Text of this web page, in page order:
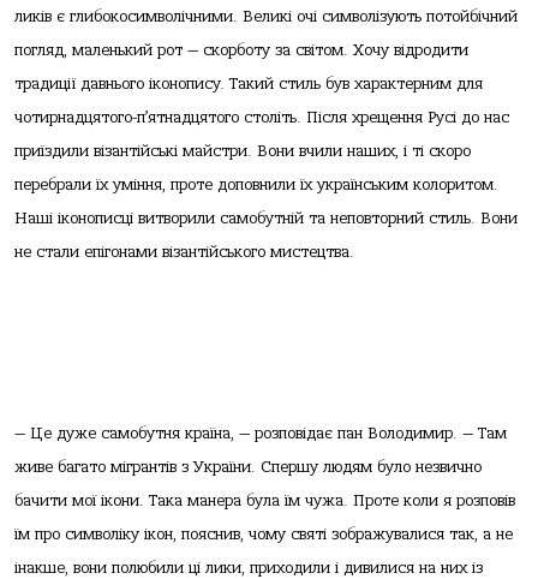
ликів є глибокосимволічними. Великі очі символізують потойбічний
погляд, маленький рот — скорботу за світом. Хочу відродити
традиції давнього іконопису. Такий стиль був характерним для
чотирнадцятого-п’ятнадцятого століть. Після хрещення Русі до нас
приїздили візантійські майстри. Вони вчили наших, і ті скоро
перебрали їх уміння, проте доповнили їх українським колоритом.
Наші іконописці витворили самобутній та неповторний стиль. Вони
не стали епігонами візантійського мистецтва.
— Це дуже самобутня країна, — розповідає пан Володимир. — Там
живе багато мігрантів з України. Спершу людям було незвично
бачити мої ікони. Така манера була їм чужа. Проте коли я розповів
їм про символіку ікон, пояснив, чому святі зображувалися так, а не
інакше, вони полюбили ці лики, приходили і дивилися на них із